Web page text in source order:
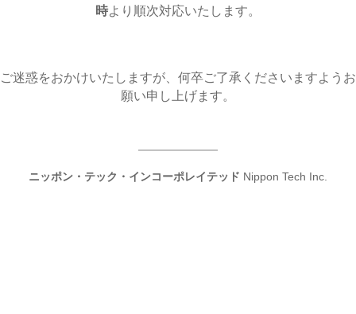
時より順次対応いたします。
ご迷惑をおかけいたしますが、何卒ご了承くださいますようお
願い申し上げます。
ニッポン・テック・インコーポレイテッド Nippon Tech Inc.